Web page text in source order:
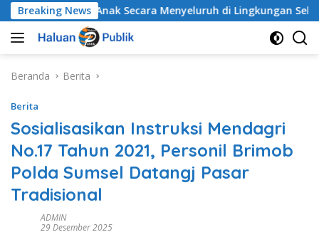
Langsung
ke
konten
Breaking NewsAnak Secara Menyeluruh di Lingkungan Sekolah
Beranda Berita
Berita
Sosialisasikan Instruksi Mendagri
No.17 Tahun 2021, Personil Brimob
Polda Sumsel Datangj Pasar
Tradisional
ADMIN
29 Desember 2025